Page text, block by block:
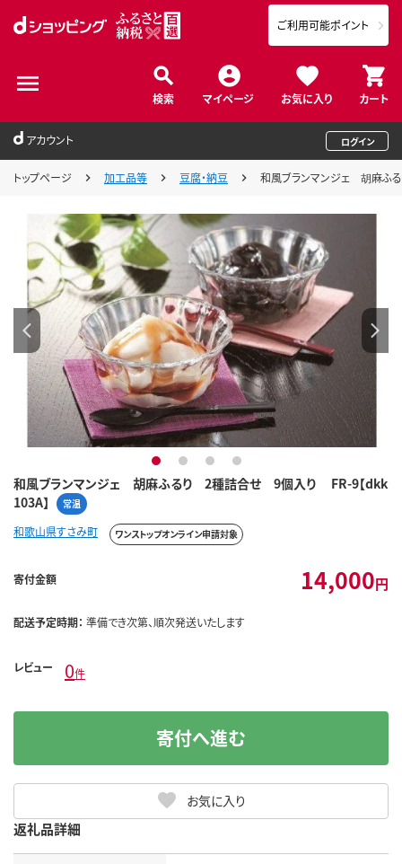
検索 マイページ お気に入り カート
ご利用可能ポイント
アカウント ログイン
トップページ 加工品等 豆腐・納豆 和風ブランマンジェ 胡麻
和風ブランマンジェ 胡麻ふるり 2種詰合せ 9個入り FR-9【dkk
103A】
常温
1 2 3 4
和歌山県すさみ町 ワンストップオンライン申請対象
寄付金額 14,000円
配送予定時期： 準備でき次第、順次発送いたします
レビュー 0件
お気に入り
寄付へ進む
返礼品詳細